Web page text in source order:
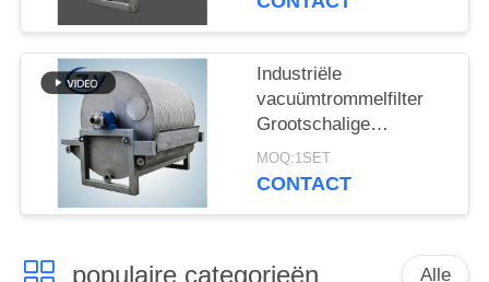
Industriële
vacuümtrommelfilter
Grootschalige
productie van
ontwateringstoestellen
MOQ:1SET
CONTACT
populaire categorieën Alle